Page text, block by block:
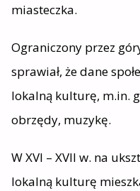
miasteczka.
Ograniczony przez
sprawiał, że dane
lokalną kulturę, m.in.
obrzędy, muzykę.
W XVI – XVII w. na
lokalną kulturę